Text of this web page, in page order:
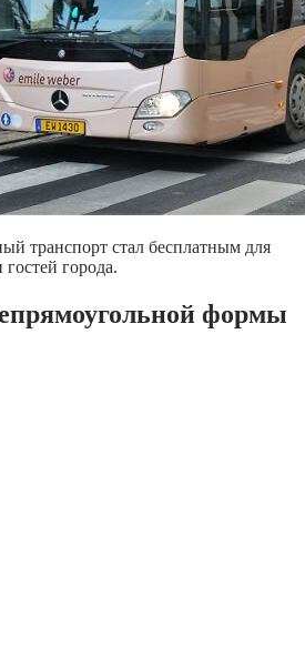
транспорт стал бесплатным для
города.
формы